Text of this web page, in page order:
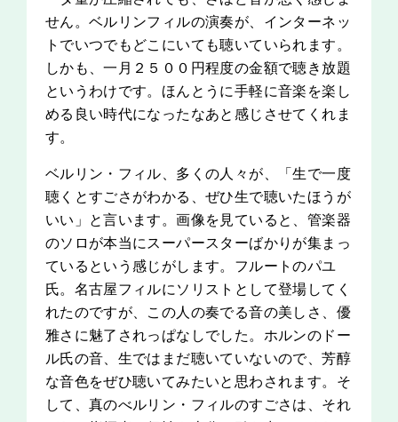
せん。ベルリンフィルの演奏が、インターネッ
トでいつでもどこにいても聴いていられます。
しかも、一月２５００円程度の金額で聴き放題
というわけです。ほんとうに手軽に音楽を楽し
める良い時代になったなあと感じさせてくれま
す。
ベルリン・フィル、多くの人々が、「生で一度
聴くとすごさがわかる、ぜひ生で聴いたほうが
いい」と言います。画像を見ていると、管楽器
のソロが本当にスーパースターばかりが集まっ
ているという感じがします。フルートのパユ
氏。名古屋フィルにソリストとして登場してく
れたのですが、この人の奏でる音の美しさ、優
雅さに魅了されっぱなしでした。ホルンのドー
ル氏の音、生ではまだ聴いていないので、芳醇
な音色をぜひ聴いてみたいと思わされます。そ
して、真のべルリン・フィルのすごさは、それ